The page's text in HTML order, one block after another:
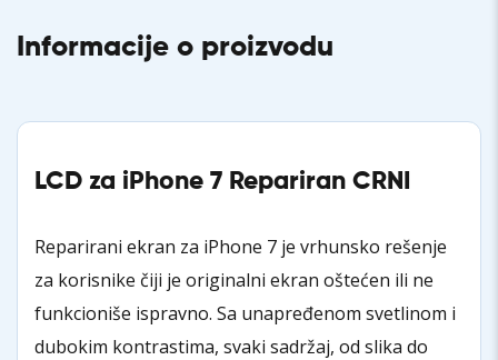
Informacije o proizvodu
LCD za iPhone 7 Repariran CRNI
Reparirani ekran za iPhone 7 je vrhunsko rešenje
za korisnike čiji je originalni ekran oštećen ili ne
funkcioniše ispravno. Sa unapređenom svetlinom i
dubokim kontrastima, svaki sadržaj, od slika do